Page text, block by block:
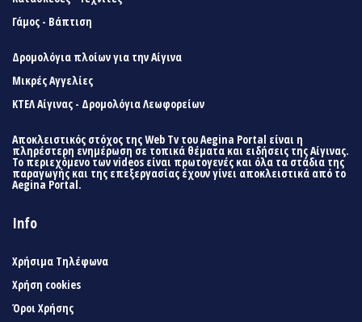
Γάμος - Βάπτιση
Δρομολόγια πλοίων για την Αίγινα
Μικρές Αγγελίες
ΚΤΕΛ Αίγινας - Δρομολόγια Λεωφορείων
Αποκλειστικός στόχος της Web Tv του Aegina Portal είναι η
πληρέστερη ενημέρωση σε τοπικά θέματα και ειδήσεις της Αίγινας.
Το περιεχόμενο των videos είναι πρωτογενές και όλα τα στάδια της
παραγωγής και της επεξεργασίας έχουν γίνει αποκλειστικά από το
Aegina Portal.
Info
Χρήσιμα Τηλέφωνα
Χρήση cookies
Όροι Χρήσης